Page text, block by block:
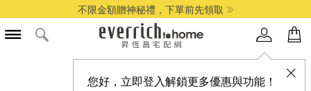
不限金額贈神秘禮，下單前先領取
您好，立即登入解鎖更多優惠與功能！
所有居家香氛商品